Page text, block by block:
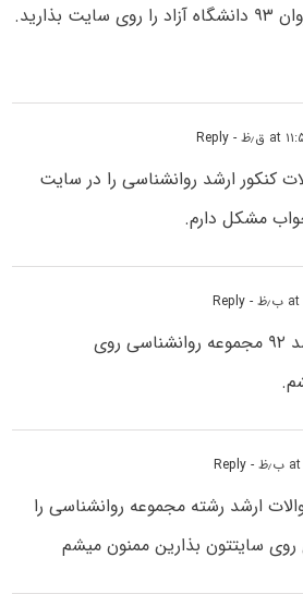
لطف کنید سوالات ارشد روان ۹۳ دانشگاه آزاد را روی سایت بذارید.
- Reply
کنکور ارشد روانشناسی را در سایت
مشکل دارم.
- Reply
اگر لطف کنید سوالات ارشد ۹۲ مجموعه روانشناسی روی
- Reply
ارشد رشته مجموعه روانشناسی را
سایتتون بذارین ممنون میشم